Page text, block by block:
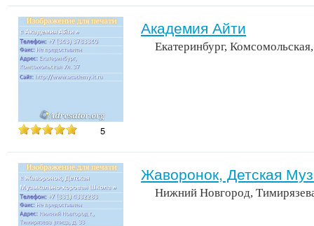
5
Академия Айти
Екатеринбург,
Жаворонок, Детская
Нижний Новгород,